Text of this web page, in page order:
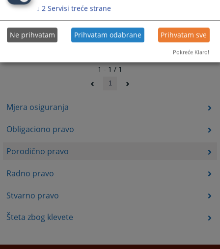
Mjera osiguranja
Obligaciono pravo
Porodično pravo
Radno pravo
Stvarno pravo
Šteta zbog klevete
1 - 1 / 1
1
↓ 2 Servisi treće strane
Ne prihvatam Prihvatam odabrane Prihvatam sve
Pokreće Klaro!